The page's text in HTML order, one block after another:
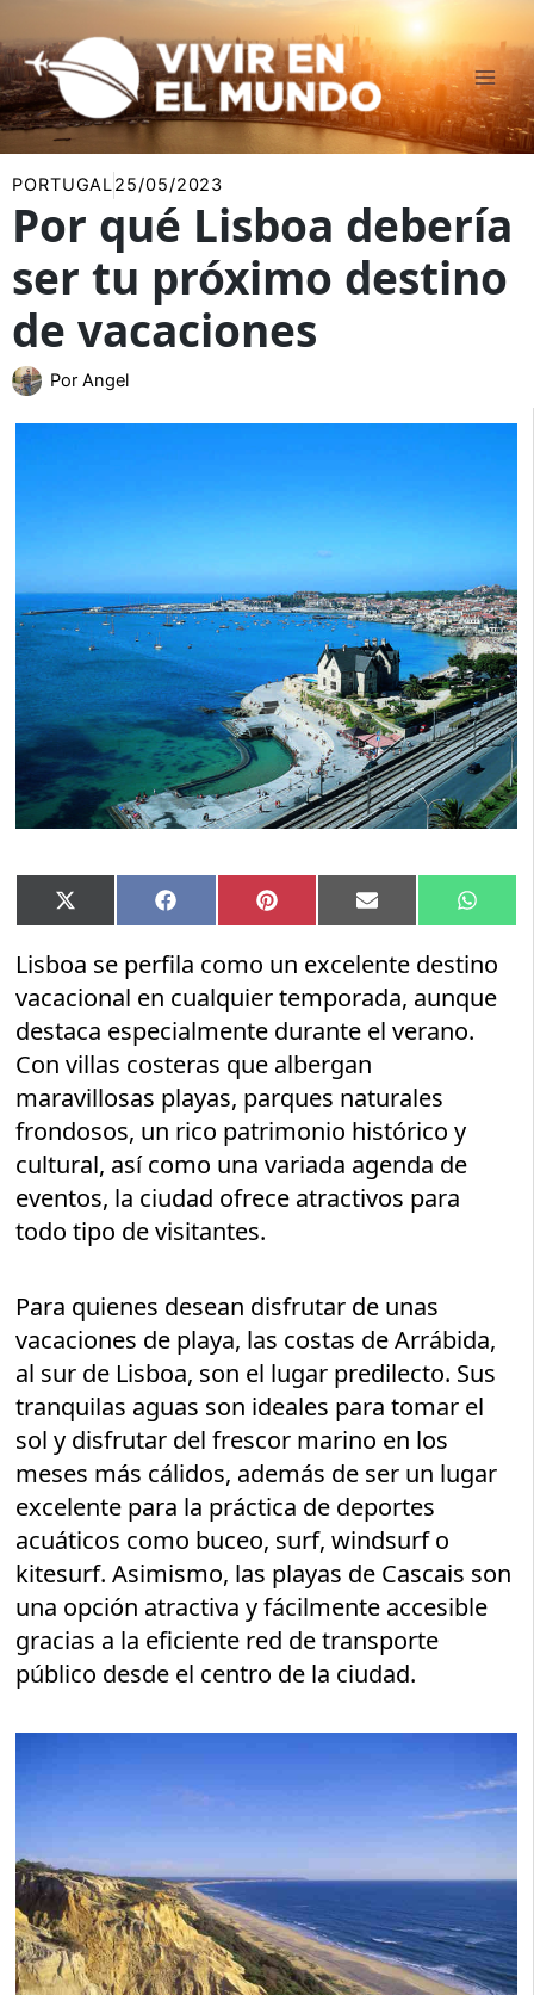
al
contenido
PORTUGAL25/05/2023
Por qué Lisboa debería
ser tu próximo destino
de vacaciones
Por Angel
Compartir
en
X
(Twitter)
Compartir
en
Facebook Compartir
en
Pinterest Compartir
en
Email
en
Lisboa se perfila como un excelente destino
vacacional en cualquier temporada, aunque
destaca especialmente durante el verano.
Con villas costeras que albergan
maravillosas playas, parques naturales
frondosos, un rico patrimonio histórico y
cultural, así como una variada agenda de
eventos, la ciudad ofrece atractivos para
todo tipo de visitantes.
Para quienes desean disfrutar de unas
vacaciones de playa, las costas de Arrábida,
al sur de Lisboa, son el lugar predilecto. Sus
tranquilas aguas son ideales para tomar el
sol y disfrutar del frescor marino en los
meses más cálidos, además de ser un lugar
excelente para la práctica de deportes
acuáticos como buceo, surf, windsurf o
kitesurf. Asimismo, las playas de Cascais son
una opción atractiva y fácilmente accesible
gracias a la eficiente red de transporte
público desde el centro de la ciudad.